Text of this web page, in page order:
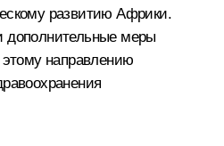
развитию Африки.
дополнительные меры
направлению